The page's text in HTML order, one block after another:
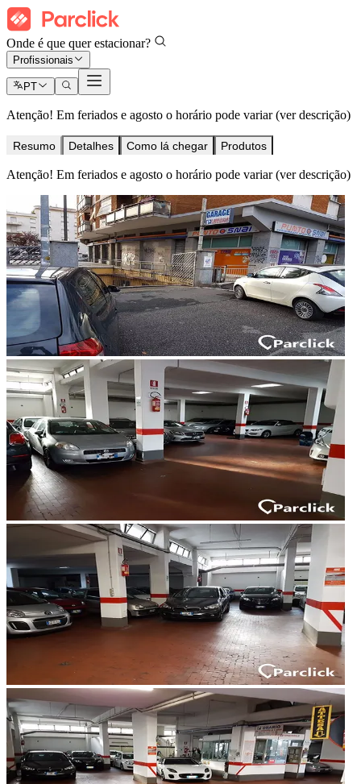
Onde é que quer estacionar?
Profissionais
PT
Atenção! Em feriados e agosto o horário pode variar (ver descrição)
Resumo Detalhes Como lá chegar Produtos
Atenção! Em feriados e agosto o horário pode variar (ver descrição)